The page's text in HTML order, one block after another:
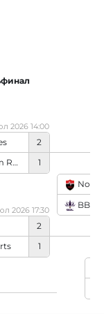
2
1
2026 14:00
2
1
2026 17:30
BBL